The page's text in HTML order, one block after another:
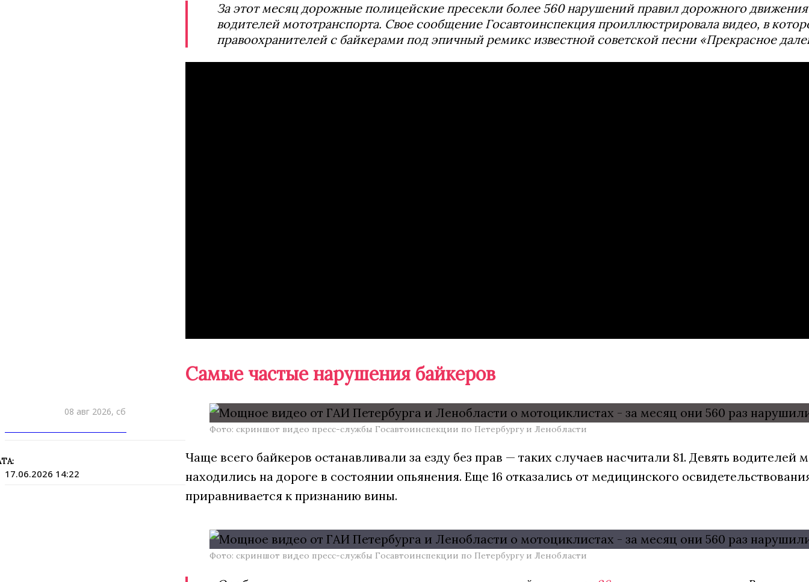
08 авг 2026, сб
17.06.2026 14:22
За этот месяц дорожные полицейские пресекли более 560 нарушений правил дорожного
водителей мототранспорта. Свое сообщение Госавтоинспекция проиллюстрировала видео, в
правоохранителей с байкерами под эпичный ремикс известной советской песни «Прекрасное
Самые частые нарушения байкеров
Фото: скриншот видео пресс-службы Госавтоинспекции по Петербургу и Ленобласти
Чаще всего байкеров останавливали за езду без прав — таких случаев насчитали 81. Девять водителей
находились на дороге в состоянии опьянения. Еще 16 отказались от медицинского
приравнивается к признанию вины.
Фото: скриншот видео пресс-службы Госавтоинспекции по Петербургу и Ленобласти